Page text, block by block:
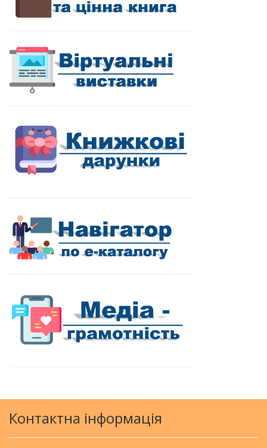
Контактна інформація